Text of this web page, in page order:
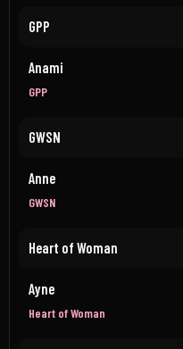
GPP
Anami
GPP
GWSN
Anne
GWSN
Heart of Woman
Ayne
Heart of Woman